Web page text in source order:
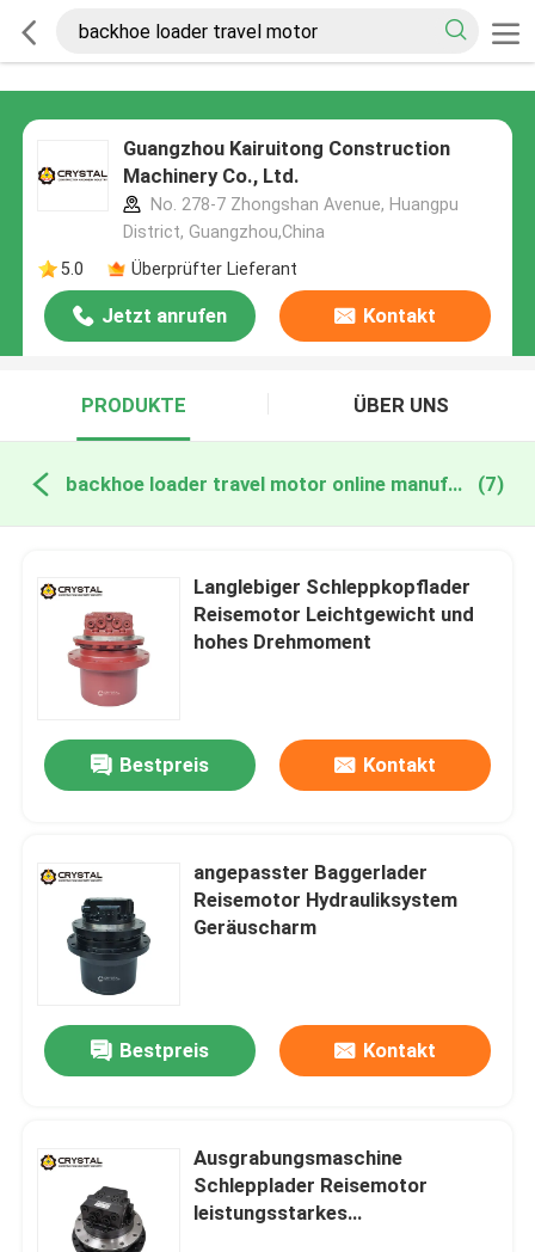
Guangzhou Kairuitong Construction
Machinery Co., Ltd.
No. 278-7 Zhongshan Avenue, Huangpu
District, Guangzhou,China
5.0
Überprüfter Lieferant
Jetzt anrufen Kontakt
PRODUKTE ÜBER UNS
backhoe loader travel motor online manufacture (7)
Langlebiger Schleppkopflader
Reisemotor Leichtgewicht und
hohes Drehmoment
Bestpreis Kontakt
angepasster Baggerlader
Reisemotor Hydrauliksystem
Geräuscharm
Bestpreis Kontakt
Ausgrabungsmaschine
Schlepplader Reisemotor
leistungsstarkes